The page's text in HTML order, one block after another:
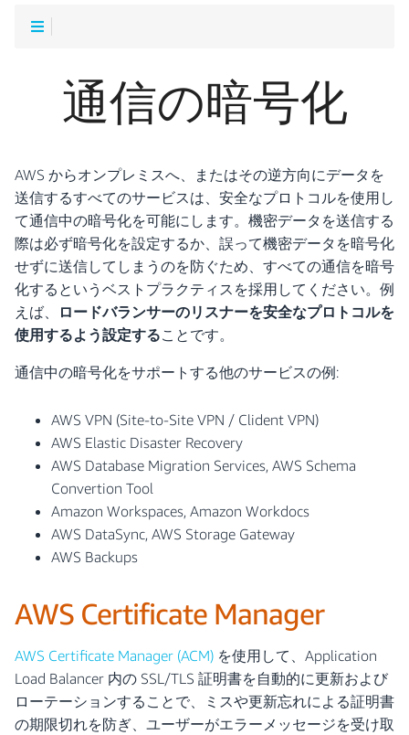
通信の暗号化
AWS からオンプレミスへ、またはその逆方向にデータを
送信するすべてのサービスは、安全なプロトコルを使用し
て通信中の暗号化を可能にします。機密データを送信する
際は必ず暗号化を設定するか、誤って機密データを暗号化
せずに送信してしまうのを防ぐため、すべての通信を暗号
化するというベストプラクティスを採用してください。例
えば、
ロードバランサーのリスナーを安全なプロトコルを
使用するよう設定することです。
通信中の暗号化をサポートする他のサービスの例:
AWS VPN (Site-to-Site VPN / Clident VPN)
AWS Elastic Disaster Recovery
AWS Database Migration Services, AWS Schema
Convertion Tool
Amazon Workspaces, Amazon Workdocs
AWS DataSync, AWS Storage Gateway
AWS Backups
AWS Certificate Manager
AWS Certificate Manager (ACM) を使用して、Application
Load Balancer 内の SSL/TLS 証明書を自動的に更新および
ローテーションすることで、ミスや更新忘れによる証明書
の期限切れを防ぎ、ユーザーがエラーメッセージを受け取